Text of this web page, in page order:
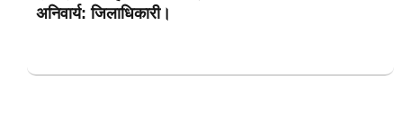
अनिवार्य: जिलाधिकारी।